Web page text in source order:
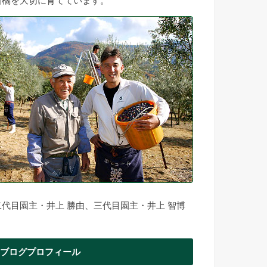
代目園主・井上 勝由、三代目園主・井上 智博
ブログプロフィール